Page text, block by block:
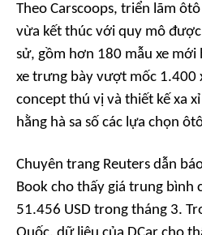
Theo Carscoops, triển lãm ôtô
vừa kết thúc với quy mô
sử, gồm hơn 180 mẫu xe mới
xe trưng bày vượt mốc 1.400
concept thú vị và thiết kế xa
hằng hà sa số các lựa chọn
Chuyên trang Reuters dẫn
Book cho thấy giá trung bình
51.456 USD trong tháng 3.